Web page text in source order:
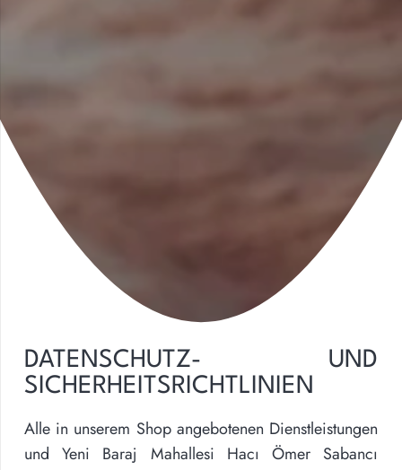
DATENSCHUTZ- UND
SICHERHEITSRICHTLINIEN
Alle in unserem Shop angebotenen Dienstleistungen
undYeni Baraj Mahallesi Hacı Ömer Sabancı